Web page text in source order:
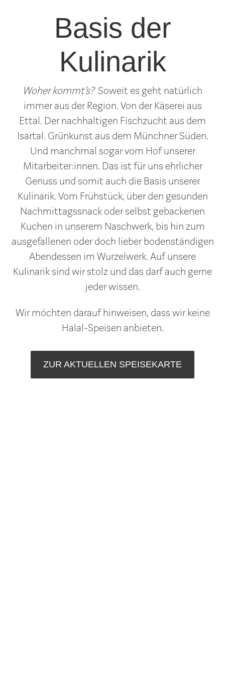
Basis der
Kulinarik
Woher kommt’s?Soweit es geht natürlich
immer aus der Region. Von der Käserei aus
Ettal. Der nachhaltigen Fischzucht aus dem
Isartal. Grünkunst aus dem Münchner Süden.
Und manchmal sogar vom Hof unserer
Mitarbeiter:innen. Das ist für uns ehrlicher
Genuss und somit auch die Basis unserer
Kulinarik. Vom Frühstück, über den gesunden
Nachmittagssnack oder selbst gebackenen
Kuchen in unserem Naschwerk, bis hin zum
ausgefallenen oder doch lieber bodenständigen
Abendessen im Wurzelwerk. Auf unsere
Kulinarik sind wir stolz und das darf auch gerne
jeder wissen.
Wir möchten darauf hinweisen, dass wir keine
Halal-Speisen anbieten.
ZUR AKTUELLEN SPEISEKARTE